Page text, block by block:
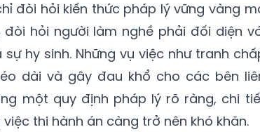
đòi hỏi kiến thức pháp lý vững vàng
hỏi người làm nghề phải đối diện
hy sinh. Những vụ việc như tranh
dài và gây đau khổ cho các bên
một quy định pháp lý rõ ràng, chi
thi hành án càng trở nên khó khăn.